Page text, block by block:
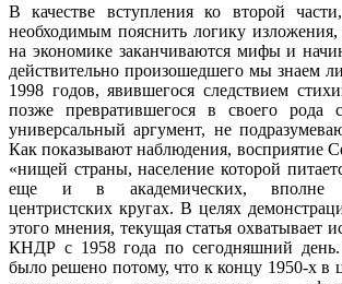
В качестве вступления ко второй
необходимым пояснить логику изложения,
на экономике заканчиваются мифы и
действительно произошедшего мы знаем
1998 годов, явившегося следствием
позже превратившегося в своего рода
универсальный аргумент, не
Как показывают наблюдения, восприятие
«нищей страны, население которой
еще и в академических, вполне
центристских кругах. В целях
этого мнения, текущая статья охватывает
КНДР с 1958 года по сегодняшний день.
было решено потому, что к концу 1950-х в